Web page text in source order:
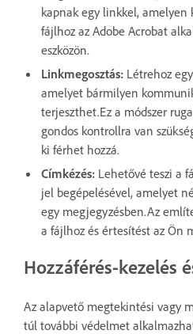
kapnak egy linkkel, amelyen
fájlhoz az Adobe Acrobat
eszközön.
Linkmegosztás: Létrehoz
amelyet bármilyen
terjeszthet.Ez a módszer
gondos kontrollra van
ki férhet hozzá.
Címkézés: Lehetővé teszi a
jel begépelésével, amelyet
egy megjegyzésben.Az
a fájlhoz és értesítést az Ön
Hozzáférés-kezelés
Az alapvető megtekintési vagy
túl további védelmet